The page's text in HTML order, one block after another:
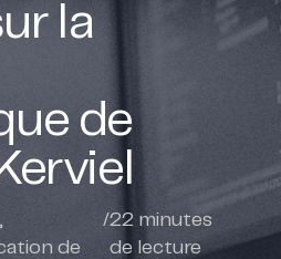
la
de
,
de
/22 minutes
de lecture